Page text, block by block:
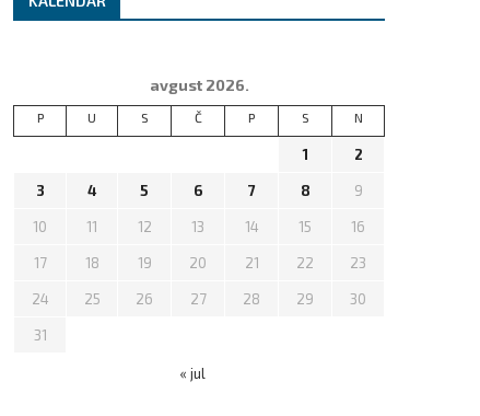
avgust 2026.
P U S Č P S N
1 2
3 4 5 6 7 8 9
10 11 12 13 14 15 16
17 18 19 20 21 22 23
24 25 26 27 28 29 30
31
« jul